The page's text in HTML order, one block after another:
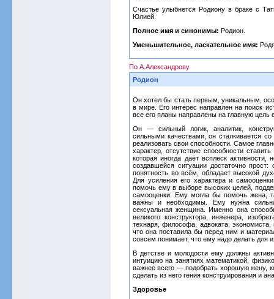
Счастье улыбнется Родиону в браке с
Юлией.
Полное имя и синонимы: Родион.
Уменьшительное, ласкательное имя:
По А.Александрову
Родион
Он хотел бы стать первым, уникальным,
в мире. Его интерес направлен на поиск
все его планы направлены на главную цель
Он — сильный логик, аналитик,
сильными качествами, он сталкивается
реализовать свои способности. Самое
характер, отсутствие способности
которая иногда даёт всплеск
создавшейся ситуации достаточно
понятность во всём, обладает высокой
Для усиления его характера и
помочь ему в выборе высоких целей,
самооценки. Ему могла бы помочь жена,
важны и необходимы. Ему нужна
сексуальная женщина. Именно она
великого конструктора, инженера,
технаря, философа, адвоката,
что она поставила бы перед ним и
совсем понимает, что ему надо делать для
В детстве и молодости ему должны
интуицию на занятиях математикой,
важнее всего — подобрать хорошую жену,
сделать из него гения конструирования и
Здоровье